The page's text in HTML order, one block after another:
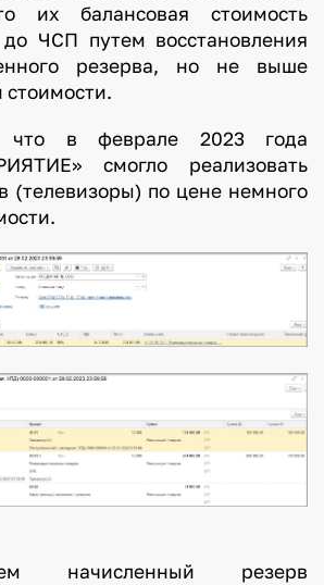
их балансовая стоимость
до ЧСП путем восстановления
резерва, но не выше
стоимости.
что в феврале 2023 года
смогло реализовать
(телевизоры) по цене немного
начисленный резерв